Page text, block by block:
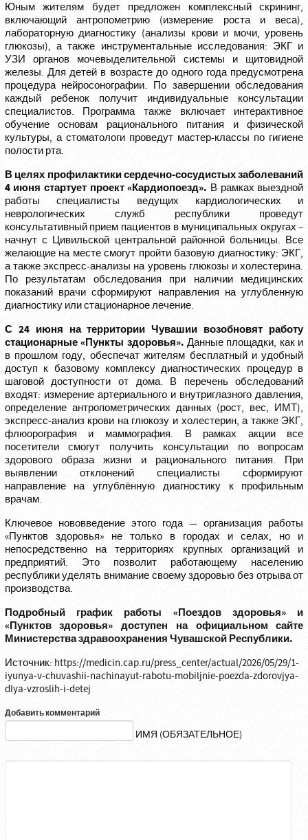
Юным жителям будет предложен комплексный скрининг,
включающий антропометрию (измерение роста и веса),
лабораторную диагностику (анализы крови и мочи, уровень
глюкозы), а также инструментальные исследования: ЭКГ и
УЗИ органов мочевыделительной системы и щитовидной
железы. Для детей в возрасте до одного года предусмотрена
процедура нейросонографии. По завершении обследования
каждый ребенок получит индивидуальные консультации
специалистов. Программа также включает интерактивное
обучение основам рационального питания и физической
культуры, а стоматологи проведут мастер-классы по гигиене
полости рта.
В целях профилактики сердечно-сосудистых заболеваний
4 июня стартует проект «Кардиопоезд». В рамках выездной
работы специалисты ведущих кардиологических и
неврологических служб республики проведут
консультативный прием пациентов в муниципальных округах –
начнут с Цивильской центральной районной больницы. Все
желающие на месте смогут пройти базовую диагностику: ЭКГ,
а также экспресс-анализы на уровень глюкозы и холестерина.
По результатам обследования при наличии медицинских
показаний врачи сформируют направления на углубленную
диагностику или стационарное лечение.
С 24 июня на территории Чувашии возобновят работу
стационарные «Пункты здоровья». Данные площадки, как и
в прошлом году, обеспечат жителям бесплатный и удобный
доступ к базовому комплексу диагностических процедур в
шаговой доступности от дома. В перечень обследований
входят: измерение артериального и внутриглазного давления,
определение антропометрических данных (рост, вес, ИМТ),
экспресс-анализ крови на глюкозу и холестерин, а также ЭКГ,
флюорография и маммография. В рамках акции все
посетители смогут получить консультации по вопросам
здорового образа жизни и рационального питания. При
выявлении отклонений специалисты сформируют
направление на углублённую диагностику к профильным
врачам.
Ключевое нововведение этого года — организация работы
«Пунктов здоровья» не только в городах и селах, но и
непосредственно на территориях крупных организаций и
предприятий. Это позволит работающему населению
республики уделять внимание своему здоровью без отрыва от
производства.
Подробный график работы «Поездов здоровья» и
«Пунктов здоровья» доступен на официальном сайте
Министерства здравоохранения Чувашской Республики.
Источник:https://medicin.cap.ru/press_center/actual/2026/05/29/1-
iyunya-v-chuvashii-nachinayut-rabotu-mobiljnie-poezda-zdorovjya-
dlya-vzroslih-i-detej
Добавить комментарий
ИМЯ (ОБЯЗАТЕЛЬНОЕ)